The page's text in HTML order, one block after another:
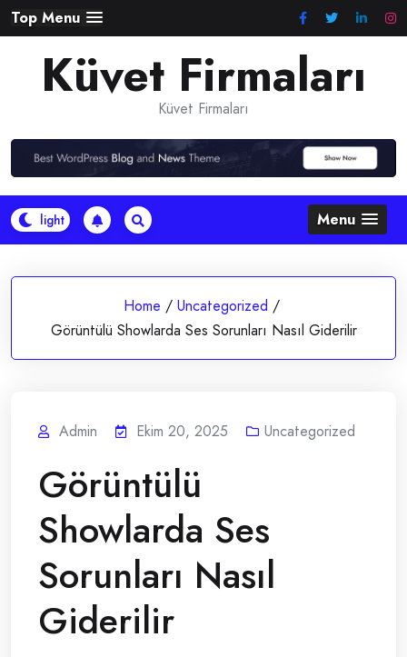
Skip
to
content
Top Menu
Küvet Firmaları
Küvet Firmaları
Menu
Home / Uncategorized /
Görüntülü Showlarda Ses Sorunları Nasıl Giderilir
Admin Ekim 20, 2025 Uncategorized
Görüntülü
Showlarda Ses
Sorunları Nasıl
Giderilir